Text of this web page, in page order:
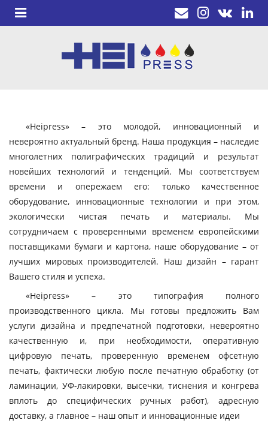
«Heipress» – это молодой, инновационный и
невероятно актуальный бренд. Наша продукция – наследие
многолетних полиграфических традиций и результат
новейших технологий и тенденций. Мы соответствуем
времени и опережаем его: только качественное
оборудование, инновационные технологии и при этом,
экологически чистая печать и материалы. Мы
сотрудничаем с проверенными временем европейскими
поставщиками бумаги и картона, наше оборудование – от
лучших мировых производителей. Наш дизайн – гарант
Вашего стиля и успеха.
«Heipress» – это типография полного
производственного цикла. Мы готовы предложить Вам
услуги дизайна и предпечатной подготовки, невероятно
качественную и, при необходимости, оперативную
цифровую печать, проверенную временем офсетную
печать, фактически любую после печатную обработку (от
ламинации, УФ-лакировки, высечки, тиснения и конгрева
вплоть до специфических ручных работ), адресную
доставку, а главное – наш опыт и инновационные идеи